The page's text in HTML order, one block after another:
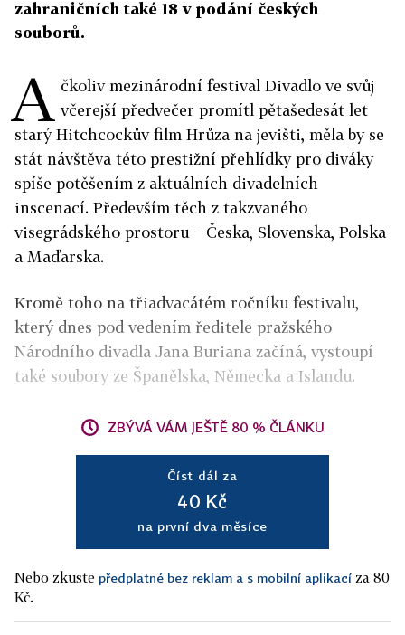
zahraničních také 18 v podání českých
souborů.
A čkoliv mezinárodní festival Divadlo ve svůj
včerejší předvečer promítl pětašedesát let
starý Hitchcockův film Hrůza na jevišti, měla by se
stát návštěva této prestižní přehlídky pro diváky
spíše potěšením z aktuálních divadelních
inscenací. Především těch z takzvaného
visegrádského prostoru − Česka, Slovenska, Polska
a Maďarska.
Kromě toho na třiadvacátém ročníku festivalu,
který dnes pod vedením ředitele pražského
Národního divadla Jana Buriana začíná, vystoupí
také soubory ze Španělska, Německa a Islandu.
ZBÝVÁ VÁM JEŠTĚ 80 % ČLÁNKU
Číst dál za
40 Kč
na první dva měsíce
Nebo zkuste předplatné bez reklam a s mobilní aplikací za 80
Kč.